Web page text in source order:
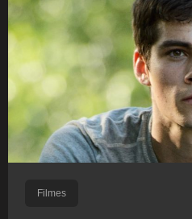
Filmes